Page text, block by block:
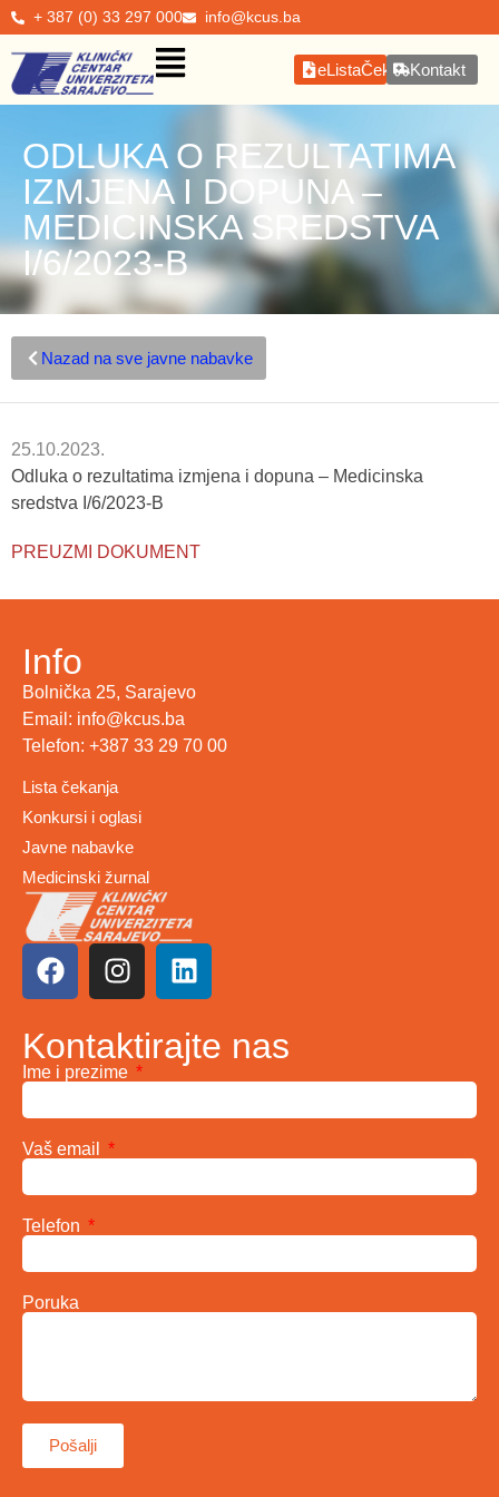
+ 387 (0) 33 297 000 info@kcus.ba
eListaČekanjaKontakt
ODLUKA O REZULTATIMA
IZMJENA I DOPUNA –
MEDICINSKA SREDSTVA
I/6/2023-B
Nazad na sve javne nabavke
25.10.2023.
Odluka o rezultatima izmjena i dopuna – Medicinska
sredstva I/6/2023-B
PREUZMI DOKUMENT
Info
Bolnička 25, Sarajevo
Email: info@kcus.ba
Telefon: +387 33 29 70 00
Lista čekanja
Konkursi i oglasi
Javne nabavke
Medicinski žurnal
Kontaktirajte nas
Ime i prezime
Vaš email
Telefon
Poruka
Pošalji